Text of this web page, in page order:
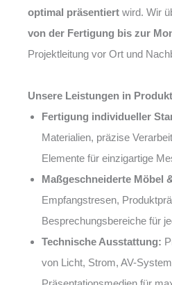
optimal präsentiert wird. Wir
von der Fertigung bis zur
Projektleitung vor Ort und
Unsere Leistungen in
Fertigung individueller
Materialien, präzise
Elemente für einzigartige
Maßgeschneiderte Möbel
Empfangstresen,
Besprechungsbereiche für
Technische Ausstattung:
von Licht, Strom, AV-